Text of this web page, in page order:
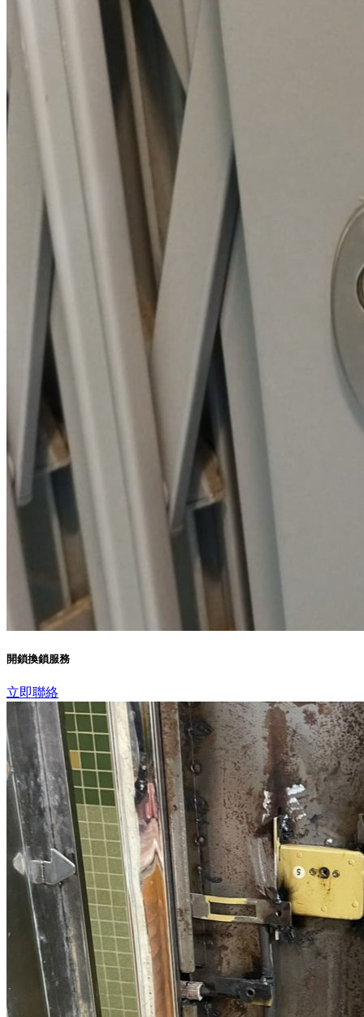
開鎖換鎖服務
立即聯絡